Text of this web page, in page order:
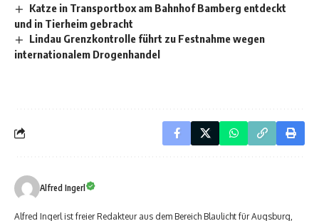
Katze in Transportbox am Bahnhof Bamberg entdeckt
und in Tierheim gebracht
Lindau Grenzkontrolle führt zu Festnahme wegen
internationalem Drogenhandel
Alfred Ingerl
Alfred Ingerl ist freier Redakteur aus dem Bereich Blaulicht für Augsburg,